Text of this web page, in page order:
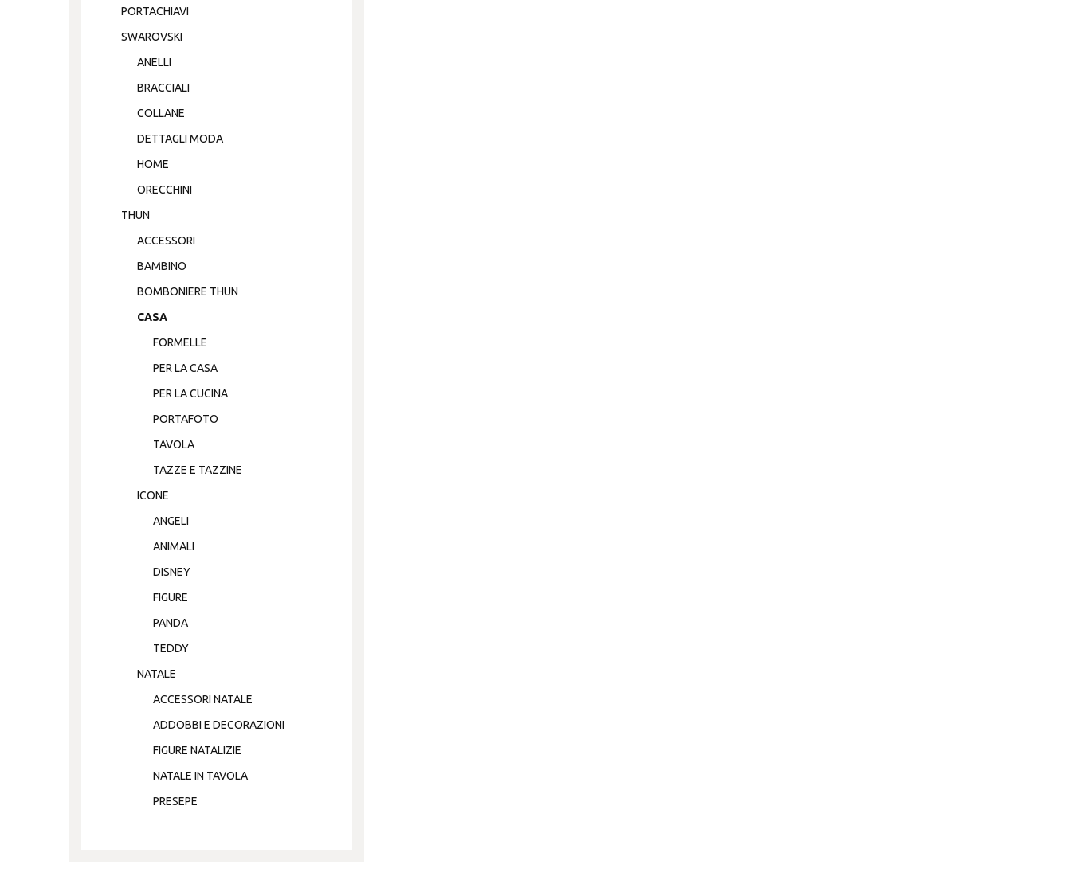
PORTACHIAVI
SWAROVSKI
ANELLI
BRACCIALI
COLLANE
DETTAGLI MODA
HOME
ORECCHINI
THUN
ACCESSORI
BAMBINO
BOMBONIERE THUN
CASA
FORMELLE
PER LA CASA
PER LA CUCINA
PORTAFOTO
TAVOLA
TAZZE E TAZZINE
ICONE
ANGELI
ANIMALI
DISNEY
FIGURE
PANDA
TEDDY
NATALE
ACCESSORI NATALE
ADDOBBI E DECORAZIONI
FIGURE NATALIZIE
NATALE IN TAVOLA
PRESEPE